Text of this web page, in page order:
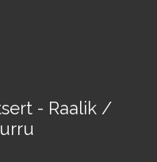
- Raalik /